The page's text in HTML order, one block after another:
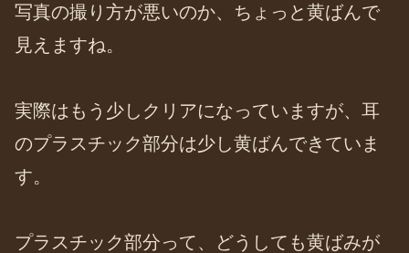
写真の撮り方が悪いのか、ちょっと黄ばんで
見えますね。
実際はもう少しクリアになっていますが、耳
のプラスチック部分は少し黄ばんできていま
す。
プラスチック部分って、どうしても黄ばみが